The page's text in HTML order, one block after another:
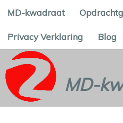
MD-kwadraat
Privacy Verklaring Blog
MD-